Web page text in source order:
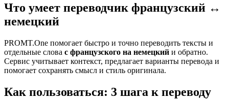
Что умеет переводчик французский ↔
немецкий
PROMT.One помогает быстро и точно переводить тексты и
отдельные слова с французского на немецкий и обратно.
Сервис учитывает контекст, предлагает варианты перевода и
помогает сохранять смысл и стиль оригинала.
Как пользоваться: 3 шага к переводу